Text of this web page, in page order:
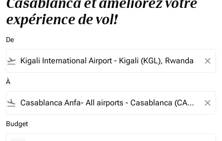
expérience de vol!
De
flight_takeoff close
À
flight_land close
Budget